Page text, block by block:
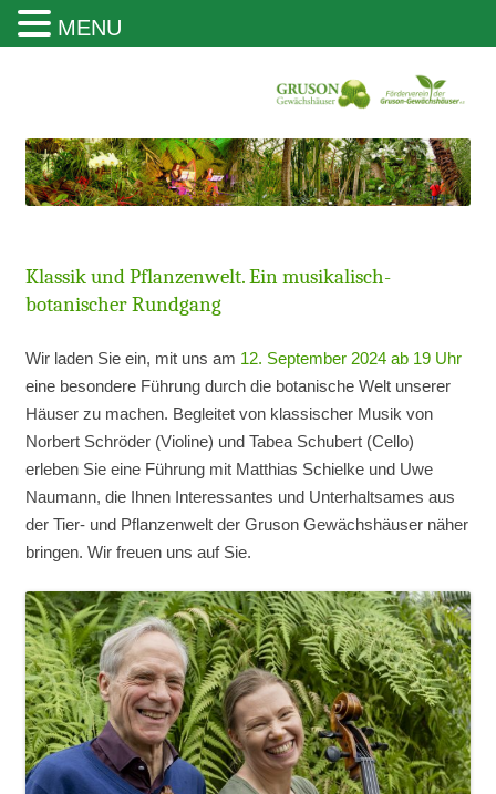
Gruson Gewächshäuser Magdeburg
Klassik und Pflanzenwelt. Ein musikalisch-
botanischer Rundgang
Wir laden Sie ein, mit uns am 12. September 2024 ab 19 Uhr
eine besondere Führung durch die botanische Welt unserer
Häuser zu machen. Begleitet von klassischer Musik von
Norbert Schröder (Violine) und Tabea Schubert (Cello)
erleben Sie eine Führung mit Matthias Schielke und Uwe
Naumann, die Ihnen Interessantes und Unterhaltsames aus
der Tier- und Pflanzenwelt der Gruson Gewächshäuser näher
bringen. Wir freuen uns auf Sie.
MENU